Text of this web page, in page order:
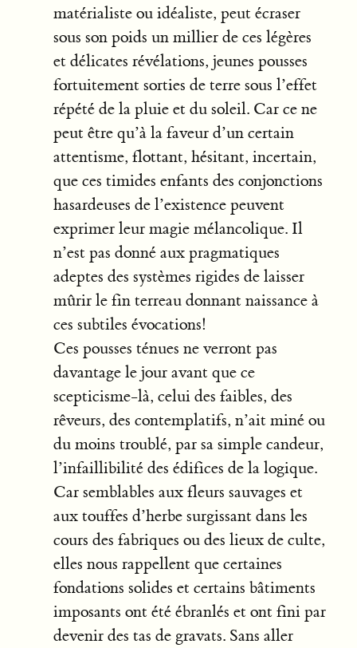
matérialiste ou idéaliste, peut écraser
sous son poids un millier de ces légères
et délicates révélations, jeunes pousses
fortuitement sorties de terre sous l’effet
répété de la pluie et du soleil. Car ce ne
peut être qu’à la faveur d’un certain
attentisme, flottant, hésitant, incertain,
que ces timides enfants des conjonctions
hasardeuses de l’existence peuvent
exprimer leur magie mélancolique. Il
n’est pas donné aux pragmatiques
adeptes des systèmes rigides de laisser
mûrir le fin terreau donnant naissance à
ces subtiles évocations!
Ces pousses ténues ne verront pas
davantage le jour avant que ce
scepticisme-là, celui des faibles, des
rêveurs, des contemplatifs, n’ait miné ou
du moins troublé, par sa simple candeur,
l’infaillibilité des édifices de la logique.
Car semblables aux fleurs sauvages et
aux touffes d’herbe surgissant dans les
cours des fabriques ou des lieux de culte,
elles nous rappellent que certaines
fondations solides et certains bâtiments
imposants ont été ébranlés et ont fini par
devenir des tas de gravats. Sans aller